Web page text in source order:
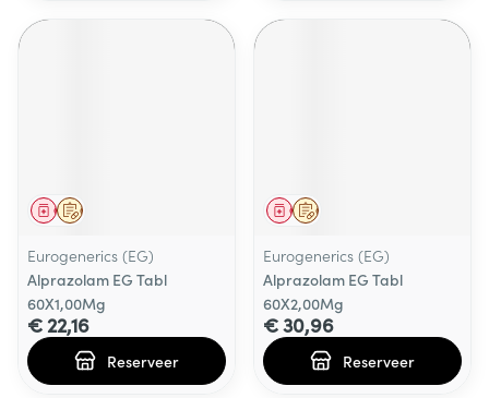
Op voorschrift
Geneesmiddel
Eurogenerics (EG)
Alprazolam EG Tabl
60X1,00Mg
€ 22,16
Reserveer
Op voorschrift
Geneesmiddel
Eurogenerics (EG)
Alprazolam EG Tabl
60X2,00Mg
€ 30,96
Reserveer